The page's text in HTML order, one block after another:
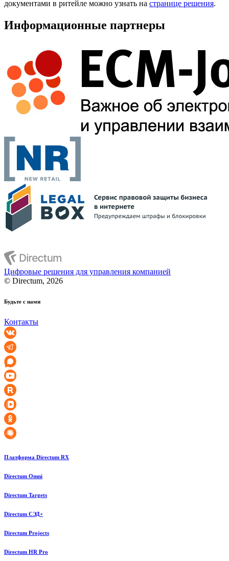
документами в ритейле можно узнать на странице решения.
Информационные партнеры
Цифровые решения для управления компанией
© Directum, 2026
Будьте с нами
Контакты
Платформа Directum RX
Directum Omni
Directum Targets
Directum СЭД+
Directum Projects
Directum HR Pro